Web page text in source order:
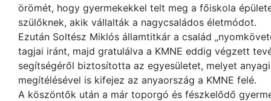
örömét, hogy gyermekekkel telt meg a főiskola
szülőknek, akik vállalták a nagycsaládos életmódot.
Ezután Soltész Miklós államtitkár a család
tagjai iránt, majd gratulálva a KMNE eddig végzett
segítségéről biztosította az egyesületet, melyet
megítélésével is kifejez az anyaország a KMNE felé.
A köszöntők után a már toporgó és fészkelődő